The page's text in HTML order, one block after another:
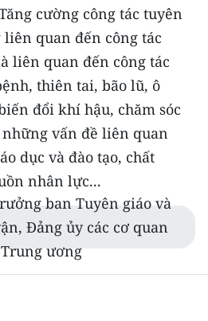
cường công tác tuyên
quan đến công tác
liên quan đến công tác
thiên tai, bão lũ, ô
đổi khí hậu, chăm sóc
vấn đề liên quan
dục và đào tạo, chất
nhân lực...
ban Tuyên giáo và
Đảng ủy các cơ quan
ương